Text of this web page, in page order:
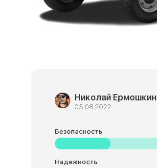
Николай Ермошкин
03.08.2022
Безопасность
Надежность